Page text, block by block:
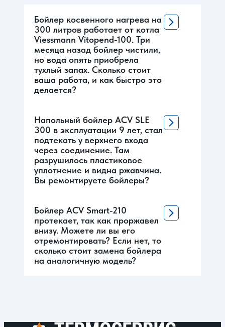
Бойлер косвенного нагрева на
300 литров работает от котла
Viessmann Vitopend-100. Три
месяца назад бойлер чистили,
но вода опять приобрела
тухлый запах. Сколько стоит
ваша работа, и как быстро это
делается?
Напольный бойлер ACV SLE
300 в эксплуатации 9 лет, стал
подтекать у верхнего входа
через соединение. Там
разрушилось пластиковое
уплотнение и видна ржавчина.
Вы ремонтируете бойлеры?
Бойлер ACV Smart-210
протекает, так как проржавел
внизу. Можете ли вы его
отремонтировать? Если нет, то
сколько стоит замена бойлера
на аналогичную модель?